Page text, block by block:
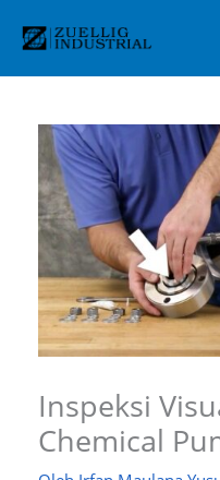
konten
Inspeksi
Chemical